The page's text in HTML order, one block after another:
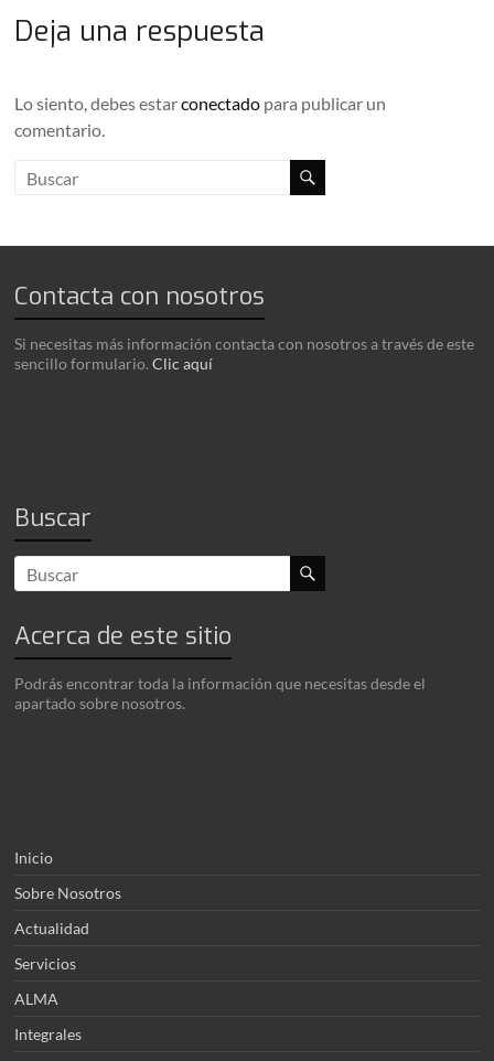
Deja una respuesta
Lo siento, debes estarconectado para publicar un
comentario.
Contacta con nosotros
Si necesitas más información contacta con nosotros a través de este
sencillo formulario.Clic aquí
Buscar
Acerca de este sitio
Podrás encontrar toda la información que necesitas desde el
apartado sobre nosotros.
Inicio
Sobre Nosotros
Actualidad
Servicios
ALMA
Integrales